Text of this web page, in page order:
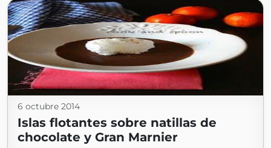
6 octubre 2014
Islas flotantes sobre natillas de
chocolate y Gran Marnier